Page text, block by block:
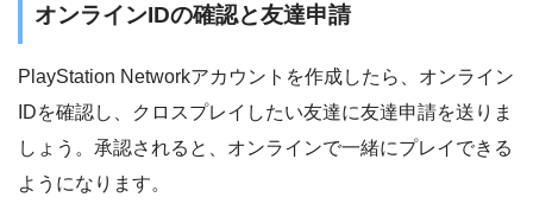
オンラインIDの確認と友達申請
PlayStation Networkアカウントを作成したら、オンライン
IDを確認し、クロスプレイしたい友達に友達申請を送りま
しょう。承認されると、オンラインで一緒にプレイできる
ようになります。